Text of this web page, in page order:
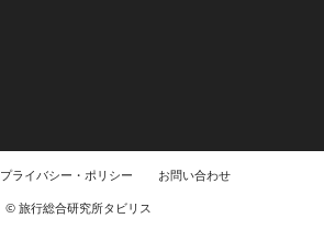
プライバシー・ポリシー
お問い合わせ
© 旅行総合研究所タビリス